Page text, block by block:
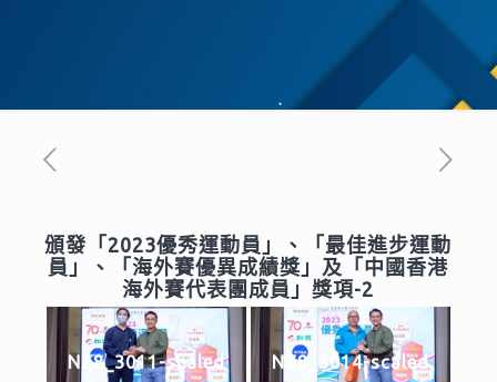
頒發「2023優秀運動員」、「最佳進步運動
員」、「海外賽優異成績獎」及「中國香港
海外賽代表團成員」獎項-2
NZ8_3011-scaled NZ8_3014-scaled